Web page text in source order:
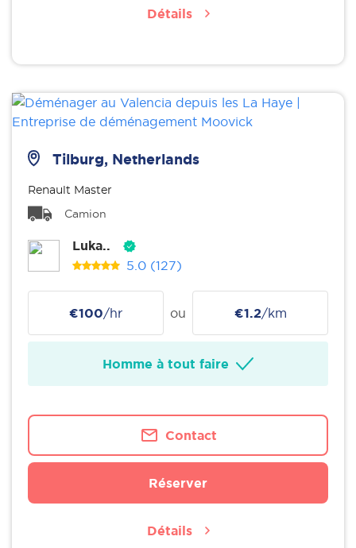
Détails
Tilburg, Netherlands
Renault Master
Camion
Luka..
5.0 (127)
€100/hr ou €1.2/km
Homme à tout faire
Contact
Réserver
Détails